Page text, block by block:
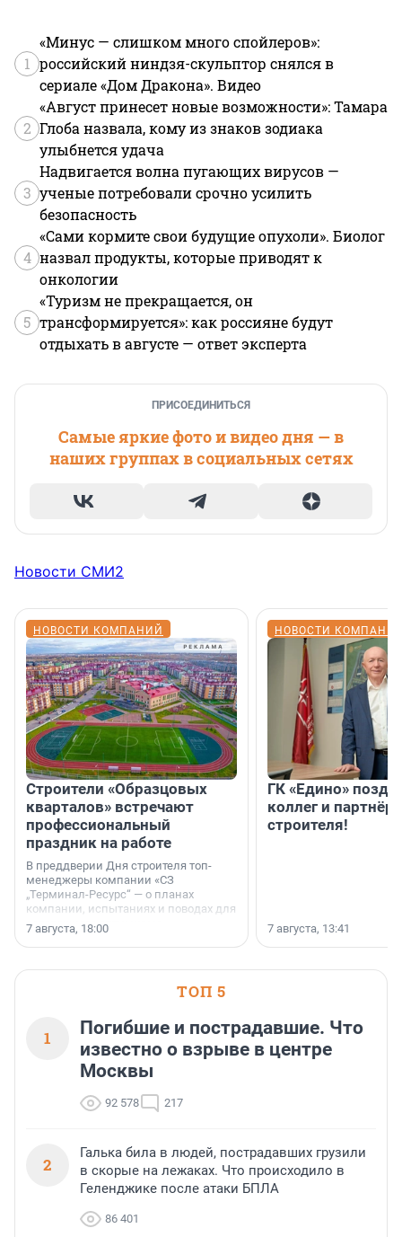
1
«Минус — слишком много спойлеров»:
российский ниндзя-скульптор снялся в
сериале «Дом Дракона». Видео
2
«Август принесет новые возможности»: Тамара
Глоба назвала, кому из знаков зодиака
улыбнется удача
3
Надвигается волна пугающих вирусов —
ученые потребовали срочно усилить
безопасность
4
«Сами кормите свои будущие опухоли». Биолог
назвал продукты, которые приводят к
онкологии
5
«Туризм не прекращается, он
трансформируется»: как россияне будут
отдыхать в августе — ответ эксперта
ПРИСОЕДИНИТЬСЯ
Самые яркие фото и видео дня — в
наших группах в социальных сетях
Новости СМИ2
НОВОСТИ КОМПАНИЙ
Строители «Образцовых
кварталов» встречают
профессиональный
праздник на работе
В преддверии Дня строителя топ-
менеджеры компании «СЗ
„Терминал-Ресурс“ — о планах
компании, испытаниях и поводах для
осторожного оптимизма.
7 августа, 18:00
НОВОСТИ
ГК «Едино»
коллег и
строителя!
7 августа, 13:41
ТОП 5
1
Погибшие и пострадавшие. Что
известно о взрыве в центре
Москвы
92 578 217
2
Галька била в людей, пострадавших грузили
в скорые на лежаках. Что происходило в
Геленджике после атаки БПЛА
86 401